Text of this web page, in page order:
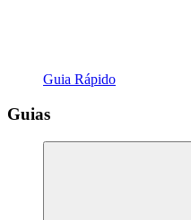
Guia Rápido
Guias